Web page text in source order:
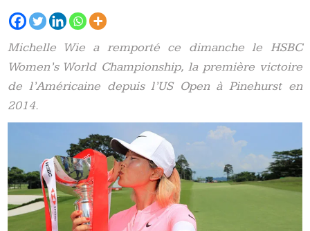
Michelle Wie a remporté ce dimanche le HSBC
Women’s World Championship, la première victoire
de l’Américaine depuis l’US Open à Pinehurst en
2014.